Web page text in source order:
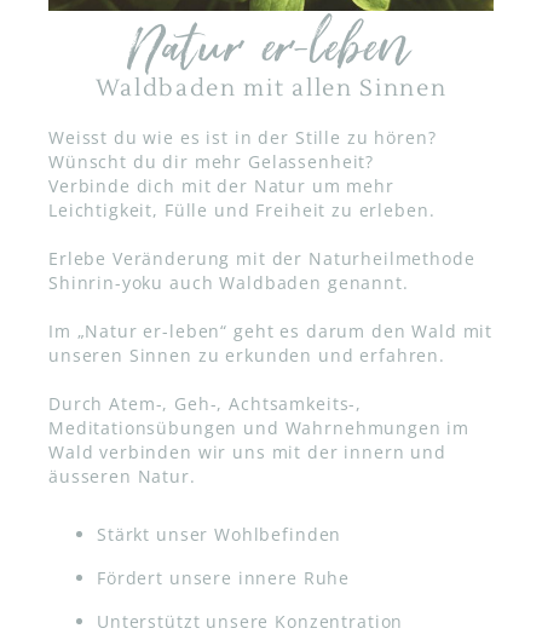
Natur er-leben
Waldbaden mit allen Sinnen
Weisst du wie es ist in der Stille zu hören?
Wünscht du dir mehr Gelassenheit?
Verbinde dich mit der Natur um mehr
Leichtigkeit, Fülle und Freiheit zu erleben.
Erlebe Veränderung mit der Naturheilmethode
Shinrin-yoku auch Waldbaden genannt.
Im „Natur er-leben“ geht es darum den Wald mit
unseren Sinnen zu erkunden und erfahren.
Durch Atem-, Geh-, Achtsamkeits-,
Meditationsübungen und Wahrnehmungen im
Wald verbinden wir uns mit der innern und
äusseren Natur.
Stärkt unser Wohlbefinden
Fördert unsere innere Ruhe
Unterstützt unsere Konzentration